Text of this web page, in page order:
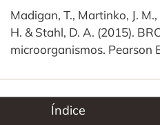
Madigan, T., Martinko, J.
H. & Stahl, D. A. (2015).
microorganismos. Pearson
Índice